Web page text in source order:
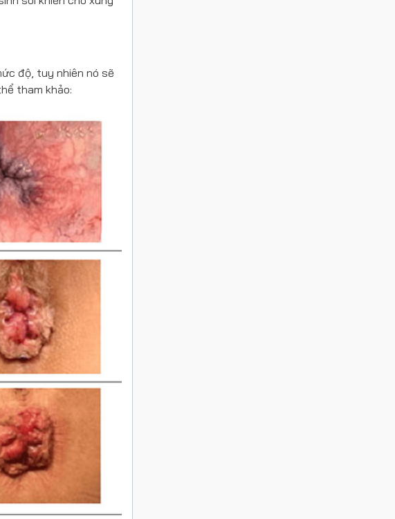
độ, tuy nhiên nó sẽ
tham khảo: